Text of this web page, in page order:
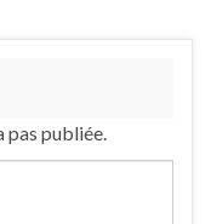
pas publiée.